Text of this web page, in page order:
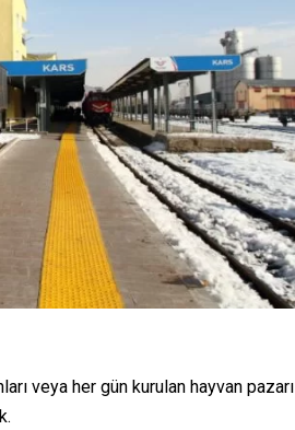
veya her gün kurulan hayvan pazarı